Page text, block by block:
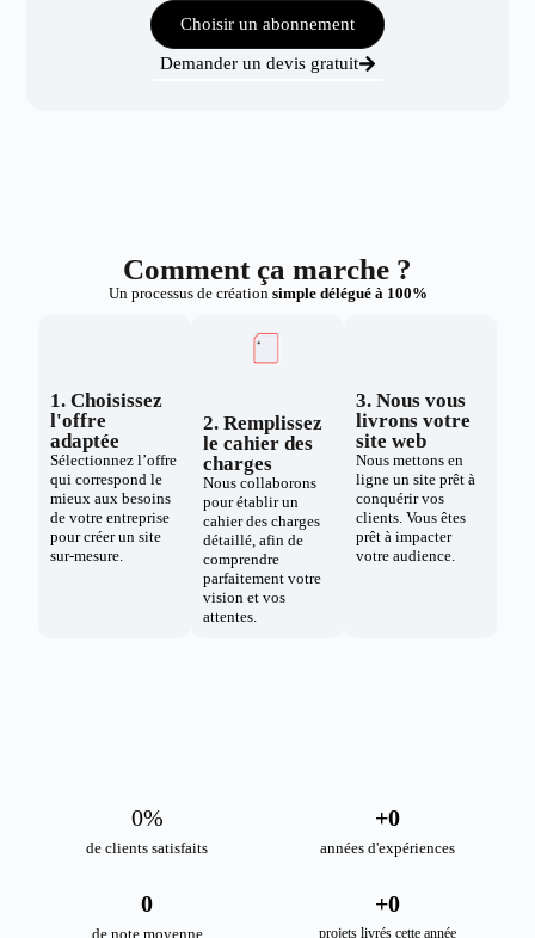
Choisir un abonnement
Demander un devis gratuit
Comment ça marche ?
Un processus de création simple délégué à 100%
1. Choisissez
l'offre
adaptée
Sélectionnez l’offre
qui correspond le
mieux aux besoins
de votre entreprise
pour créer un site
sur-mesure.
2. Remplissez
le cahier des
charges
Nous collaborons
pour établir un
cahier des charges
détaillé, afin de
comprendre
parfaitement votre
vision et vos
attentes.
3. Nous vous
livrons votre
site web
Nous mettons en
ligne un site prêt à
conquérir vos
clients. Vous êtes
prêt à impacter
votre audience.
de clients satisfaits
0%
années d'expériences
+0
de note moyenne
0
projets livrés cette année
+0